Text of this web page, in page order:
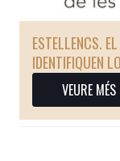
ESTELLENCS.
IDENTIFIQUEN
VEURE MÉS